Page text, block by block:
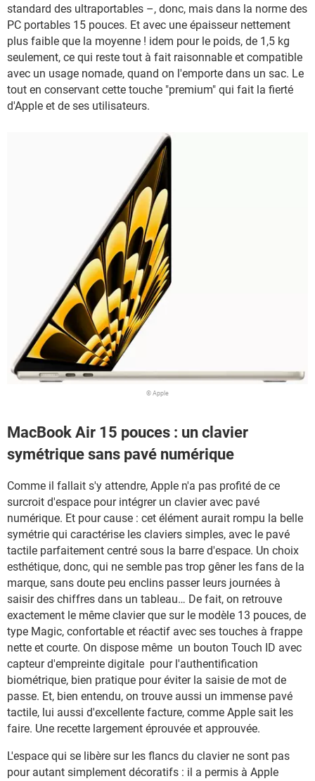
standard des ultraportables –, donc, mais dans la norme des
PC portables 15 pouces. Et avec une épaisseur nettement
plus faible que la moyenne ! idem pour le poids, de 1,5 kg
seulement, ce qui reste tout à fait raisonnable et compatible
avec un usage nomade, quand on l'emporte dans un sac. Le
tout en conservant cette touche "premium" qui fait la fierté
d'Apple et de ses utilisateurs.
© Apple
MacBook Air 15 pouces : un clavier
symétrique sans pavé numérique
Comme il fallait s'y attendre, Apple n'a pas profité de ce
surcroit d'espace pour intégrer un clavier avec pavé
numérique. Et pour cause : cet élément aurait rompu la belle
symétrie qui caractérise les claviers simples, avec le pavé
tactile parfaitement centré sous la barre d'espace. Un choix
esthétique, donc, qui ne semble pas trop gêner les fans de la
marque, sans doute peu enclins passer leurs journées à
saisir des chiffres dans un tableau… De fait, on retrouve
exactement le même clavier que sur le modèle 13 pouces, de
type Magic, confortable et réactif avec ses touches à frappe
nette et courte. On dispose même un bouton Touch ID avec
capteur d'empreinte digitale pour l'authentification
biométrique, bien pratique pour éviter la saisie de mot de
passe. Et, bien entendu, on trouve aussi un immense pavé
tactile, lui aussi d'excellente facture, comme Apple sait les
faire. Une recette largement éprouvée et approuvée.
L'espace qui se libère sur les flancs du clavier ne sont pas
pour autant simplement décoratifs : il a permis à Apple